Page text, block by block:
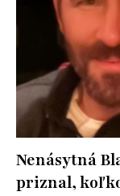
Nenásytná
priznal,